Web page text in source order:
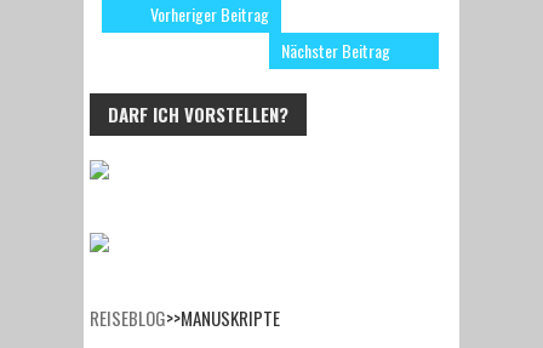
Vorheriger Beitrag
Nächster Beitrag
DARF ICH VORSTELLEN?
REISEBLOG>>MANUSKRIPTE